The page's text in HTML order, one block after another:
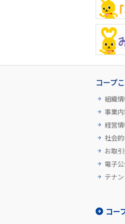
コープ
組織
事業
経営
社会
お取
電子
テナ
コー